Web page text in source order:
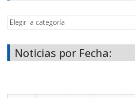
Noticias por Fecha: